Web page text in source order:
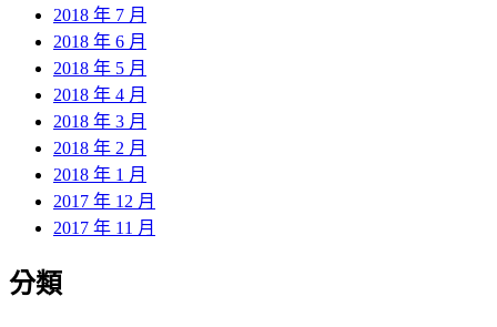
2018 年 7 月
2018 年 6 月
2018 年 5 月
2018 年 4 月
2018 年 3 月
2018 年 2 月
2018 年 1 月
2017 年 12 月
2017 年 11 月
分類